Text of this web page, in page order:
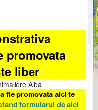
promovata
liber
Alba
fie promovata aici te
formularul de aici